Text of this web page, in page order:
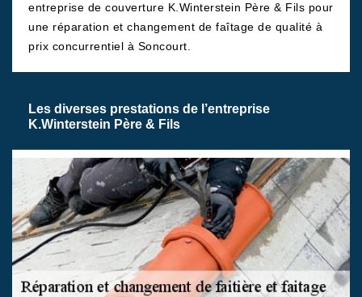
entreprise de couverture K.Winterstein Père & Fils pour
une réparation et changement de faîtage de qualité à
prix concurrentiel à Soncourt.
Les diverses prestations de l’entreprise
K.Winterstein Père & Fils